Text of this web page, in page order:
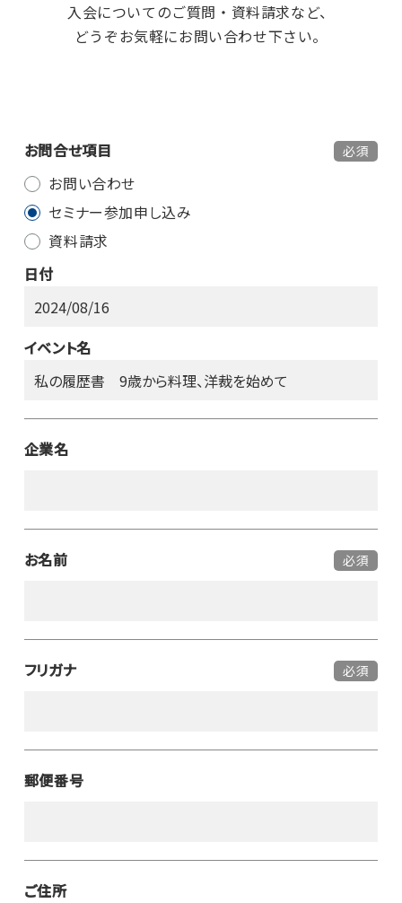
入会についてのご質問・資料請求など、
どうぞお気軽にお問い合わせ下さい。
お問合せ項目 必須
お問い合わせ
セミナー参加申し込み
資料請求
日付
イベント名
企業名
お名前 必須
フリガナ 必須
郵便番号
ご住所